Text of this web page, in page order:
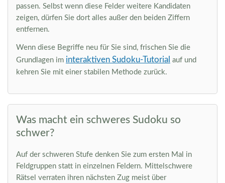
passen. Selbst wenn diese Felder weitere Kandidaten
zeigen, dürfen Sie dort alles außer den beiden Ziffern
entfernen.
Wenn diese Begriffe neu für Sie sind, frischen Sie die
Grundlagen im interaktiven Sudoku-Tutorial auf und
kehren Sie mit einer stabilen Methode zurück.
Was macht ein schweres Sudoku so
schwer?
Auf der schweren Stufe denken Sie zum ersten Mal in
Feldgruppen statt in einzelnen Feldern. Mittelschwere
Rätsel verraten ihren nächsten Zug meist über